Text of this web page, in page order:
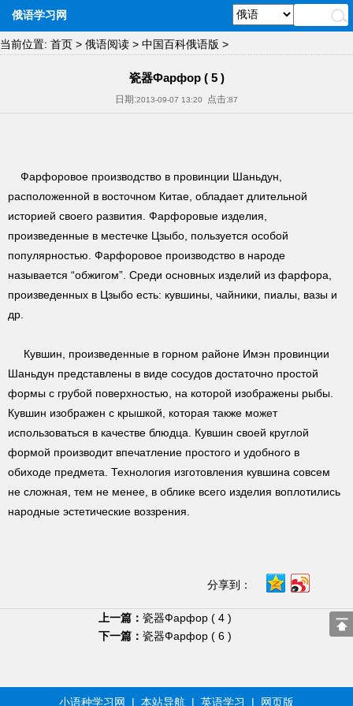
俄语学习网
当前位置: 首页 > 俄语阅读 > 中国百科俄语版 >
瓷器Фарфор ( 5 )
日期:2013-09-07 13:20 点击:87
Фарфоровое производство в провинции Шаньдун,
расположенной в восточном Китае, обладает длительной
историей своего развития. Фарфоровые изделия,
произведенные в местечке Цзыбо, пользуется особой
популярностью. Фарфоровое производство в народе
называется “обжигом”. Среди основных изделий из фарфора,
произведенных в Цзыбо есть: кувшины, чайники, пиалы, вазы и
др.
Кувшин, произведенные в горном районе Имэн провинции
Шаньдун представлены в виде сосудов достаточно простой
формы с грубой поверхностью, на которой изображены рыбы.
Кувшин изображен с крышкой, которая также может
использоваться в качестве блюдца. Кувшин своей круглой
формой производит впечатление простого и удобного в
обиходе предмета. Технология изготовления кувшина совсем
не сложная, тем не менее, в облике всего изделия воплотились
народные эстетические воззрения.
分享到：
上一篇： 瓷器Фарфор ( 4 )
下一篇： 瓷器Фарфор ( 6 )
小语种学习网 | 本站导航 | 英语学习 | 网页版